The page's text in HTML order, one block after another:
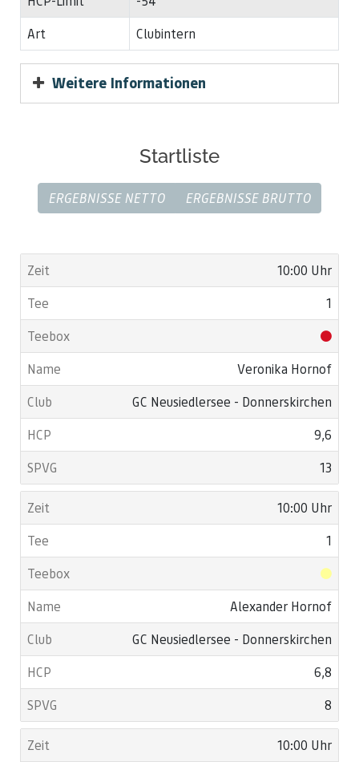
Art
Clubintern
Weitere Informationen
Startliste
ERGEBNISSE NETTO ERGEBNISSE BRUTTO
10:00 Uhr
1
Veronika Hornof
GC Neusiedlersee - Donnerskirchen
9,6
13
10:00 Uhr
1
Alexander Hornof
GC Neusiedlersee - Donnerskirchen
6,8
8
10:00 Uhr